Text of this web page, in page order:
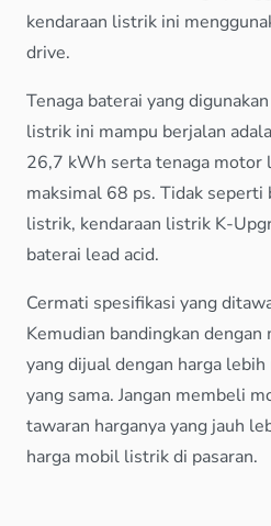
kendaraan listrik ini
drive.
Tenaga baterai yang
listrik ini mampu berjalan
26,7 kWh serta tenaga motor
maksimal 68 ps. Tidak
listrik, kendaraan listrik K-
baterai lead acid.
Cermati spesifikasi yang
Kemudian bandingkan
yang dijual dengan harga
yang sama. Jangan membeli
tawaran harganya yang jauh
harga mobil listrik di pasaran.